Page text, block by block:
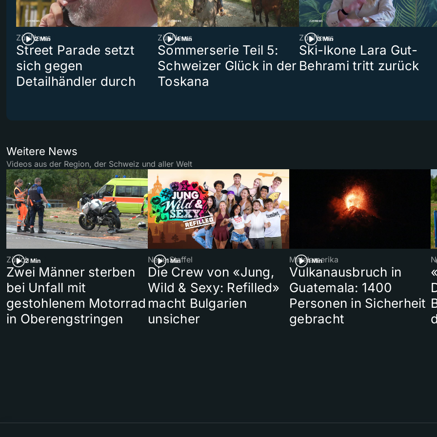
2 Min
ZüriNews
Street Parade setzt
sich gegen
Detailhändler durch
4 Min
ZüriNews
Sommerserie Teil 5:
Schweizer Glück in der
Toskana
3 Min
ZüriNews
Ski-Ikone Lara Gut-
Behrami tritt zurück
Weitere News
Videos aus der Region, der Schweiz und aller Welt
2 Min
Zürich
Zwei Männer sterben
bei Unfall mit
gestohlenem Motorrad
in Oberengstringen
1 Min
Neue Staffel
Die Crew von «Jung,
Wild & Sexy: Refilled»
macht Bulgarien
unsicher
1 Min
Mittelamerika
Vulkanausbruch in
Guatemala: 1400
Personen in Sicherheit
gebracht